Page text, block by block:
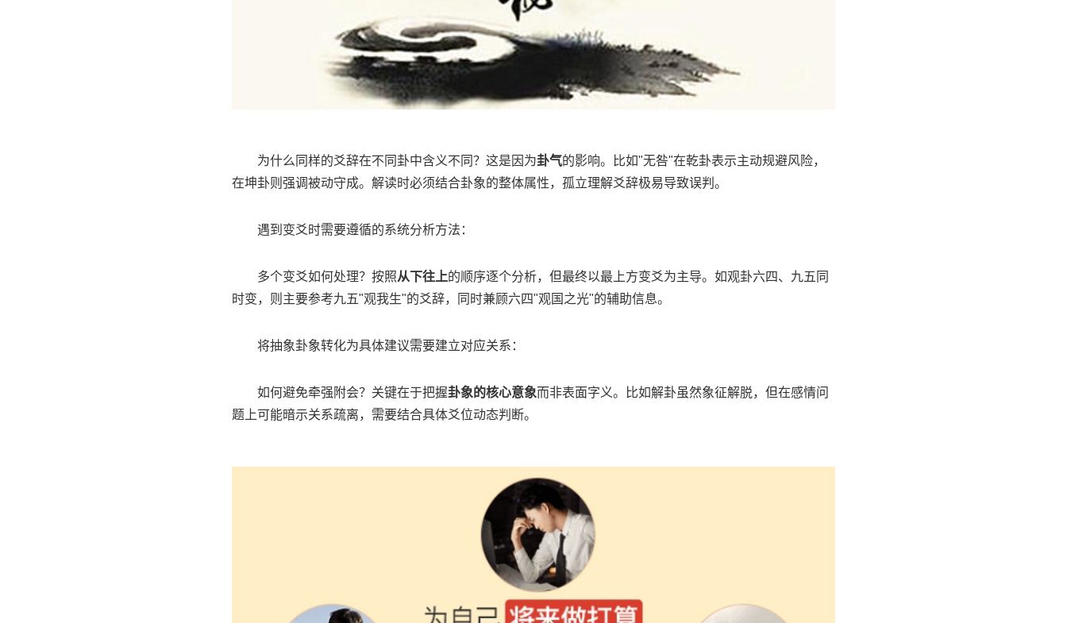
为什么同样的爻辞在不同卦中含义不同？这是因为卦气的影响。比如"无咎"在乾卦表示主动规避风险，
在坤卦则强调被动守成。解读时必须结合卦象的整体属性，孤立理解爻辞极易导致误判。
遇到变爻时需要遵循的系统分析方法：
多个变爻如何处理？按照从下往上的顺序逐个分析，但最终以最上方变爻为主导。如观卦六四、九五同
时变，则主要参考九五"观我生"的爻辞，同时兼顾六四"观国之光"的辅助信息。
将抽象卦象转化为具体建议需要建立对应关系：
如何避免牵强附会？关键在于把握卦象的核心意象而非表面字义。比如解卦虽然象征解脱，但在感情问
题上可能暗示关系疏离，需要结合具体爻位动态判断。